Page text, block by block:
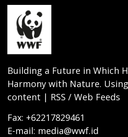
Building a Future in Which
Harmony with Nature.
content | RSS / Web Feeds
Fax: +62217829461
E-mail: media@wwf.id